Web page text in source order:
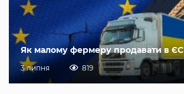
Як малому фермеру продавати в ЄС
3 липня 819